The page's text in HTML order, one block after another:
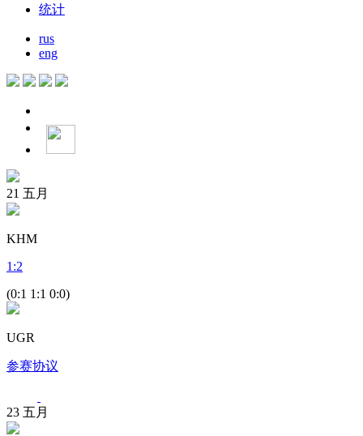
统计
rus
eng
21 五月
KHM
1 :2
(0:1 1:1 0:0)
UGR
参赛协议
23 五月